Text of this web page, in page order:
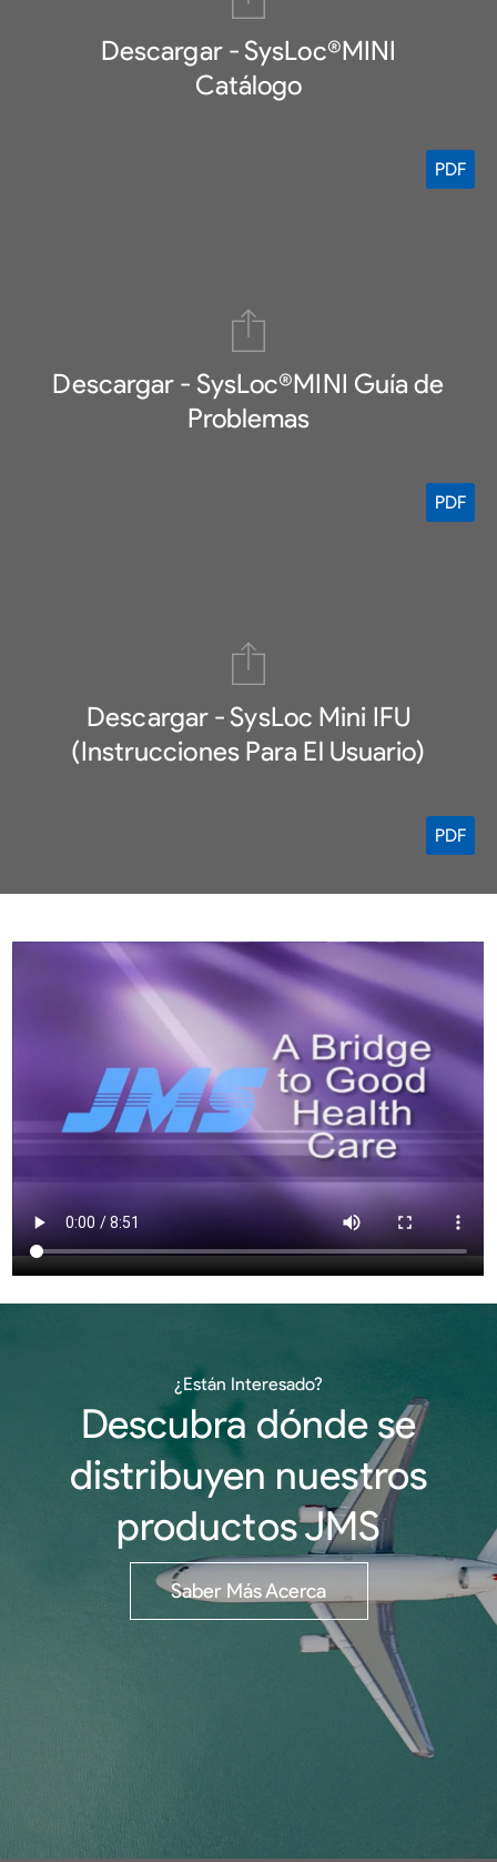
Descargar - SysLoc®MINI
Catálogo
PDF
Descargar - SysLoc®MINI Guía de
Problemas
PDF
Descargar - SysLoc Mini IFU
(Instrucciones Para El Usuario)
PDF
¿Están Interesado?
Descubra dónde se
distribuyen nuestros
productos JMS
Saber Más Acerca